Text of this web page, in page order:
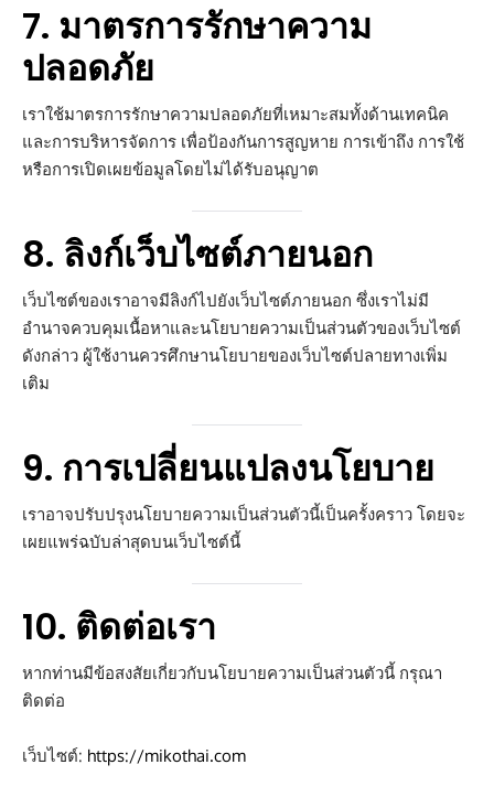
7. มาตรการรักษาความ
ปลอดภัย
เราใช้มาตรการรักษาความปลอดภัยที่เหมาะสมทั้งด้านเทคนิค
และการบริหารจัดการ เพื่อป้องกันการสูญหาย การเข้าถึง การใช้
หรือการเปิดเผยข้อมูลโดยไม่ได้รับอนุญาต
8. ลิงก์เว็บไซต์ภายนอก
เว็บไซต์ของเราอาจมีลิงก์ไปยังเว็บไซต์ภายนอก ซึ่งเราไม่มี
อำนาจควบคุมเนื้อหาและนโยบายความเป็นส่วนตัวของเว็บไซต์
ดังกล่าว ผู้ใช้งานควรศึกษานโยบายของเว็บไซต์ปลายทางเพิ่ม
เติม
9. การเปลี่ยนแปลงนโยบาย
เราอาจปรับปรุงนโยบายความเป็นส่วนตัวนี้เป็นครั้งคราว โดยจะ
เผยแพร่ฉบับล่าสุดบนเว็บไซต์นี้
10. ติดต่อเรา
หากท่านมีข้อสงสัยเกี่ยวกับนโยบายความเป็นส่วนตัวนี้ กรุณา
ติดต่อ
เว็บไซต์: https://mikothai.com